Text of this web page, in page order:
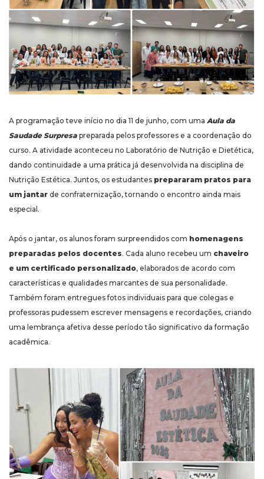
A programação teve início no dia 11 de junho, com uma Aula da
Saudade Surpresa preparada pelos professores e a coordenação do
curso. A atividade aconteceu no Laboratório de Nutrição e Dietética,
dando continuidade a uma prática já desenvolvida na disciplina de
Nutrição Estética. Juntos, os estudantes prepararam pratos para
um jantar de confraternização, tornando o encontro ainda mais
especial.
Após o jantar, os alunos foram surpreendidos com homenagens
preparadas pelos docentes. Cada aluno recebeu um chaveiro
e um certificado personalizado, elaborados de acordo com
características e qualidades marcantes de sua personalidade.
Também foram entregues fotos individuais para que colegas e
professoras pudessem escrever mensagens e recordações, criando
uma lembrança afetiva desse período tão significativo da formação
acadêmica.